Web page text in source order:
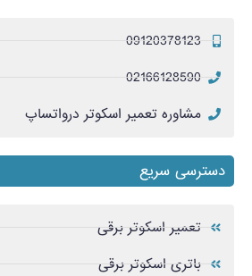
09120378123
02166128590
مشاوره تعمیر اسکوتر درواتساپ
دسترسی سریع
تعمیر اسکوتر برقی
باتری اسکوتر برقی